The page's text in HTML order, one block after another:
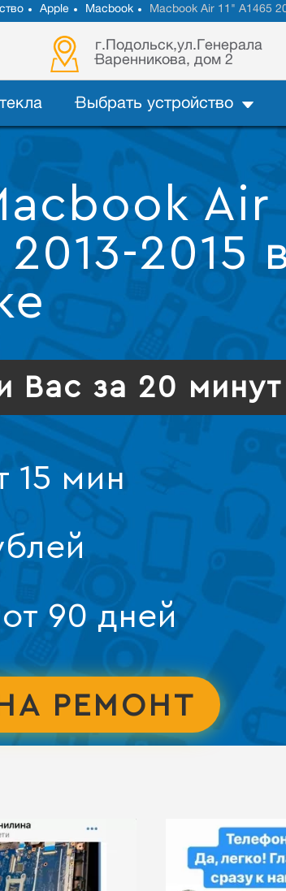
Apple Macbook Macbook Air 11" A1465
г.Подольск,ул.Генерала
Варенникова, дом 2
Выбрать устройство
Air
2013-2015
Вас за 20 минут
15 мин
90 дней
РЕМОНТ